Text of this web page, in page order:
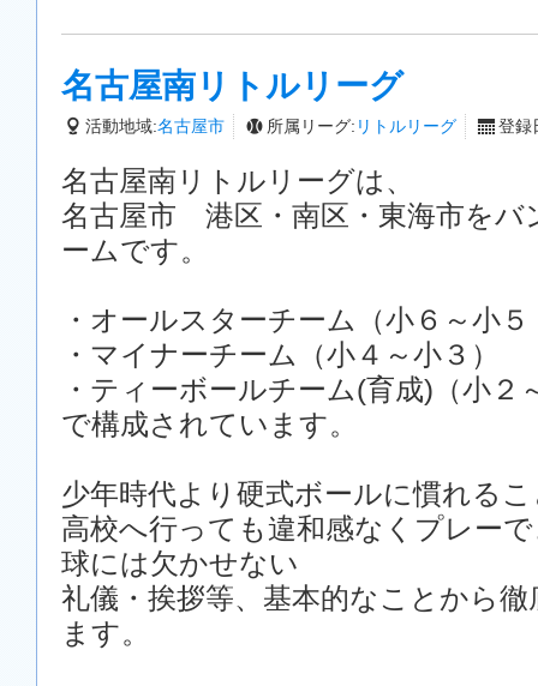
名古屋南リトルリーグ
活動地域:名古屋市 所属リーグ: リトルリーグ 登録
名古屋南リトルリーグは、
名古屋市 港区・南区・東海市をバ
ームです。
・オールスターチーム（小６～小５
・マイナーチーム（小４～小３）
・ティーボールチーム(育成)（小２
で構成されています。
少年時代より硬式ボールに慣れる
高校へ行っても違和感なくプレー
球には欠かせない
礼儀・挨拶等、基本的なことから
ます。